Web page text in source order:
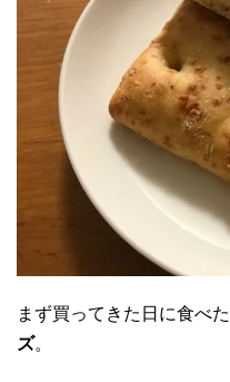
まず買ってきた日に食べ
ズ。